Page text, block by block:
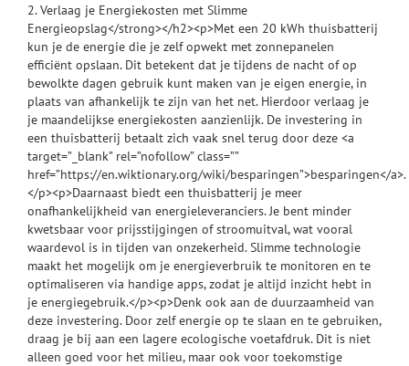
2. Verlaag je Energiekosten met Slimme
Energieopslag</strong></h2><p>Met een 20 kWh thuisbatterij
kun je de energie die je zelf opwekt met zonnepanelen
efficiënt opslaan. Dit betekent dat je tijdens de nacht of op
bewolkte dagen gebruik kunt maken van je eigen energie, in
plaats van afhankelijk te zijn van het net. Hierdoor verlaag je
je maandelijkse energiekosten aanzienlijk. De investering in
een thuisbatterij betaalt zich vaak snel terug door deze <a
target=”_blank” rel=”nofollow” class=””
href=”https://en.wiktionary.org/wiki/besparingen”>besparingen</a>.
</p><p>Daarnaast biedt een thuisbatterij je meer
onafhankelijkheid van energieleveranciers. Je bent minder
kwetsbaar voor prijsstijgingen of stroomuitval, wat vooral
waardevol is in tijden van onzekerheid. Slimme technologie
maakt het mogelijk om je energieverbruik te monitoren en te
optimaliseren via handige apps, zodat je altijd inzicht hebt in
je energiegebruik.</p><p>Denk ook aan de duurzaamheid van
deze investering. Door zelf energie op te slaan en te gebruiken,
draag je bij aan een lagere ecologische voetafdruk. Dit is niet
alleen goed voor het milieu, maar ook voor toekomstige